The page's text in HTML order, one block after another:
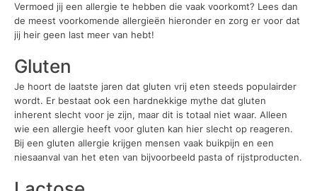
Vermoed jij een allergie te hebben die vaak voorkomt? Lees dan
de meest voorkomende allergieën hieronder en zorg er voor dat
jij heir geen last meer van hebt!
Gluten
Je hoort de laatste jaren dat gluten vrij eten steeds populairder
wordt. Er bestaat ook een hardnekkige mythe dat gluten
inherent slecht voor je zijn, maar dit is totaal niet waar. Alleen
wie een allergie heeft voor gluten kan hier slecht op reageren.
Bij een gluten allergie krijgen mensen vaak buikpijn en een
niesaanval van het eten van bijvoorbeeld pasta of rijstproducten.